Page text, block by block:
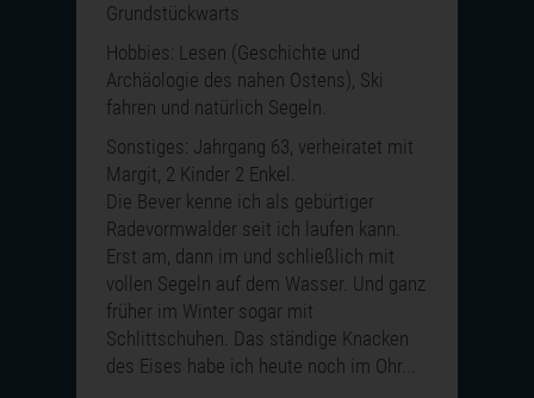
Grundstückwarts
Hobbies: Lesen (Geschichte und
Archäologie des nahen Ostens), Ski
fahren und natürlich Segeln.
Sonstiges: Jahrgang 63, verheiratet mit
Margit, 2 Kinder 2 Enkel.
Die Bever kenne ich als gebürtiger
Radevormwalder seit ich laufen kann.
Erst am, dann im und schließlich mit
vollen Segeln auf dem Wasser. Und ganz
früher im Winter sogar mit
Schlittschuhen. Das ständige Knacken
des Eises habe ich heute noch im Ohr...